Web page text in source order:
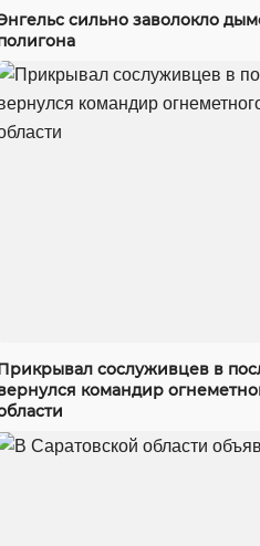
сильно заволокло
сослуживцев в
командир